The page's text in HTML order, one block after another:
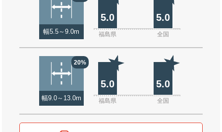
幅5.5～9.0m
5.0 5.0
福島県 全国
20%
幅9.0～13.0m
5.0 5.0
福島県 全国